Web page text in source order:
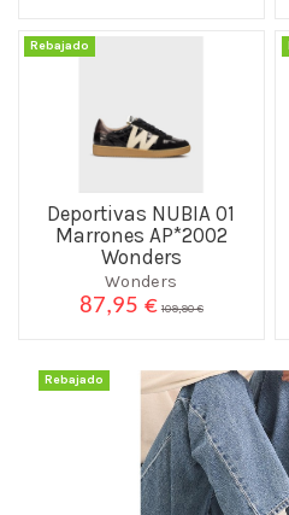
Rebajado
Deportivas NUBIA 01
Marrones AP*2002
Wonders
Wonders
87,95 € 109,90 €
Rebajado